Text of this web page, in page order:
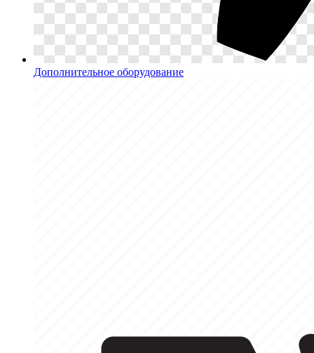
Дополнительное оборудование